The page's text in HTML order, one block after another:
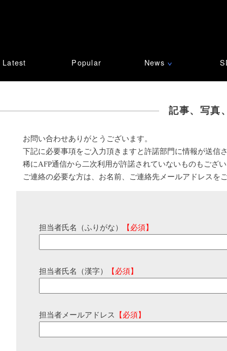
Latest Popular News ∨
記事、写真
お問い合わせありがとうございます。
下記に必要事項をご入力頂きますと許諾部門に情報が送信
稀にAFP通信から二次利用が許諾されていないものもござ
ご連絡の必要な方は、お名前、ご連絡先メールアドレスを
担当者氏名（ふりがな） 【必須】
担当者氏名（漢字） 【必須】
担当者メールアドレス 【必須】